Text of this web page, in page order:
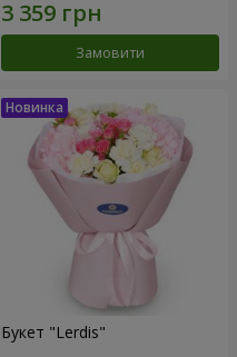
Замовити
Букет "Lerdis"